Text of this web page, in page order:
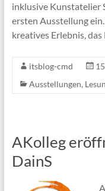
inklusive Kunstatelier
ersten Ausstellung
kreatives Erlebnis,
itsblog-cmd
Ausstellungen,
AKolleg
DainS